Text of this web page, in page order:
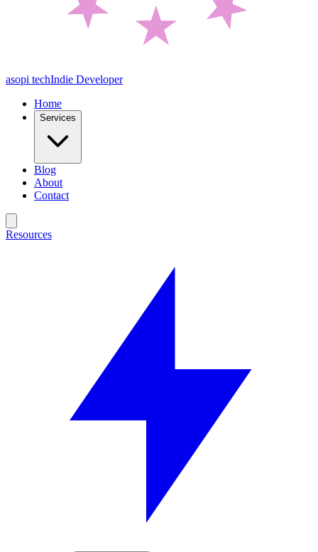
asopi techIndie Developer
Home
Services
Blog
About
Contact
Resources